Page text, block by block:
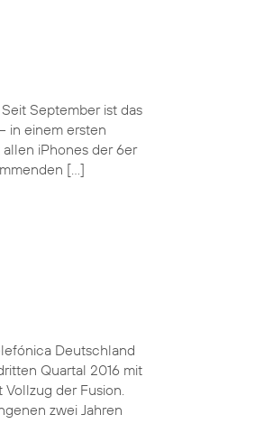
September ist das
in einem ersten
iPhones der 6er
[…]
Deutschland
Quartal 2016 mit
der Fusion.
zwei Jahren